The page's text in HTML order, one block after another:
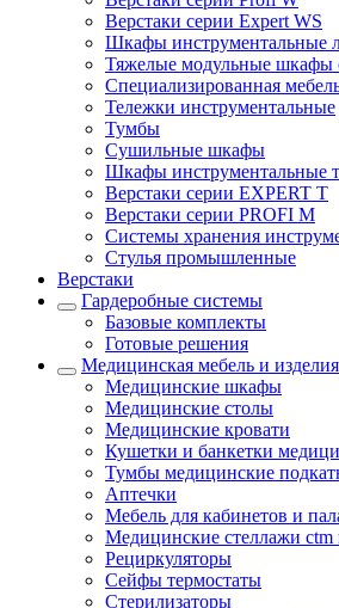
Верстаки серии Expert WS
Шкафы инструментальные
Тяжелые модульные шкафы
Cпециализированная
Тележки инструментальные
Тумбы
Cушильные шкафы
Шкафы инструментальные
Верстаки серии EXPERT T
Верстаки серии PROFI M
Системы хранения
Стулья промышленные
Верстаки
Гардеробные системы
Базовые комплекты
Готовые решения
Медицинская мебель и изделия
Медицинские шкафы
Медицинские столы
Медицинские кровати
Кушетки и банкетки
Тумбы медицинские
Аптечки
Мебель для кабинетов и
Медицинские стеллажи ctm
Рециркуляторы
Сейфы термостаты
Стерилизаторы